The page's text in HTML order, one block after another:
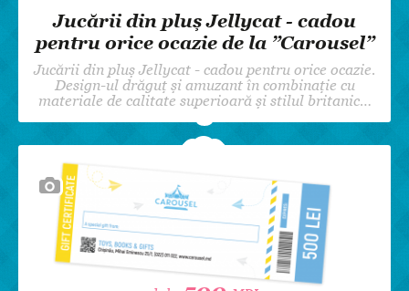
Jucării din pluș Jellycat - cadou
pentru orice ocazie de la ”Carousel”
Jucării din pluș Jellycat - cadou pentru orice ocazie.
Design-ul drăguț și amuzant în combinație cu
materiale de calitate superioară și stilul britanic…